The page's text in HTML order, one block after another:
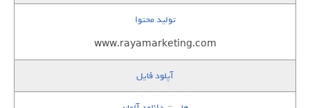
تولید محتوا
www.rayamarketing.com
آپلود فایل